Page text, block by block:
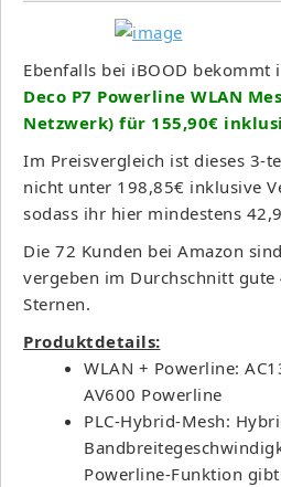
Ebenfalls bei iBOOD bekommt
Deco P7 Powerline WLAN
Netzwerk) für 155,90€
Im Preisvergleich ist dieses 3-
nicht unter 198,85€ inklusive
sodass ihr hier mindestens
Die 72 Kunden bei Amazon
vergeben im Durchschnitt
Sternen.
Produktdetails:
WLAN + Powerline:
AV600 Powerline
PLC-Hybrid-Mesh:
Powerline-Funktion